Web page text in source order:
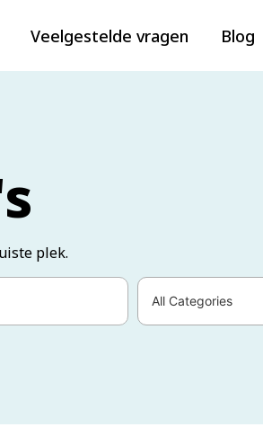
Veelgestelde vragen Blog
plek.
All Categories